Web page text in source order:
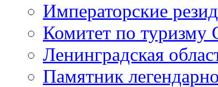
Императорские
Комитет по туризму
Ленинградская
Памятник